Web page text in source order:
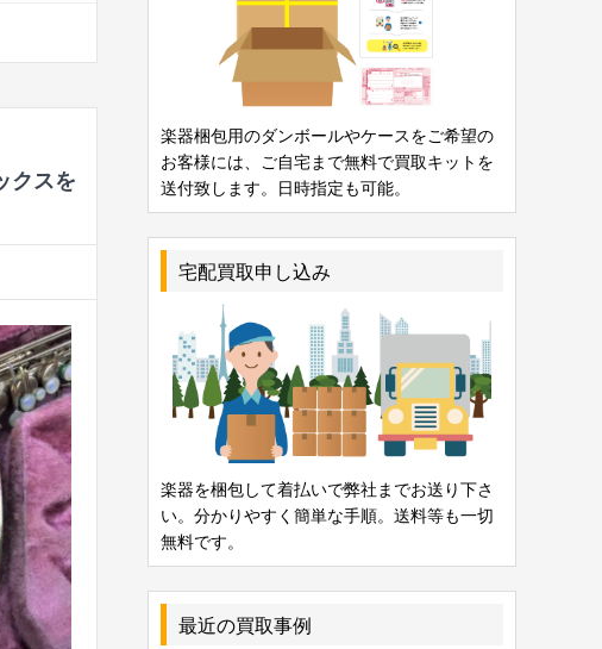
クスを
楽器梱包用のダンボールやケースをご希望の
お客様には、ご自宅まで無料で買取キットを
送付致します。日時指定も可能。
宅配買取申し込み
楽器を梱包して着払いで弊社までお送り下さ
い。分かりやすく簡単な手順。送料等も一切
無料です。
最近の買取事例